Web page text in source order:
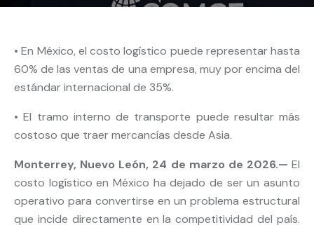
• En México, el costo logístico puede representar hasta
60% de las ventas de una empresa, muy por encima del
estándar internacional de 35%.
• El tramo interno de transporte puede resultar más
costoso que traer mercancías desde Asia.
Monterrey, Nuevo León, 24 de marzo de 2026.— El
costo logístico en México ha dejado de ser un asunto
operativo para convertirse en un problema estructural
que incide directamente en la competitividad del país.